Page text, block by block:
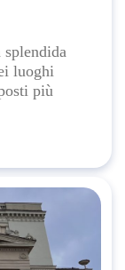
splendida
luoghi
più